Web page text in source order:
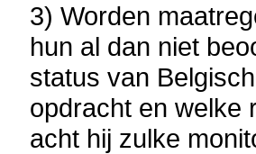
3) Worden
hun al dan niet
status van
opdracht en welke
acht hij zulke